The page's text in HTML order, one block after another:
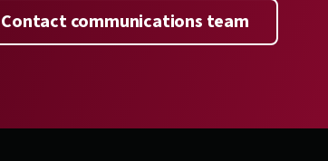
Contact communications team